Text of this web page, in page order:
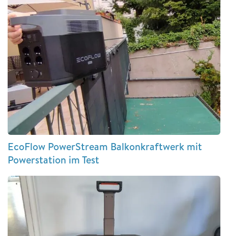
EcoFlow PowerStream Balkonkraftwerk mit
Powerstation im Test